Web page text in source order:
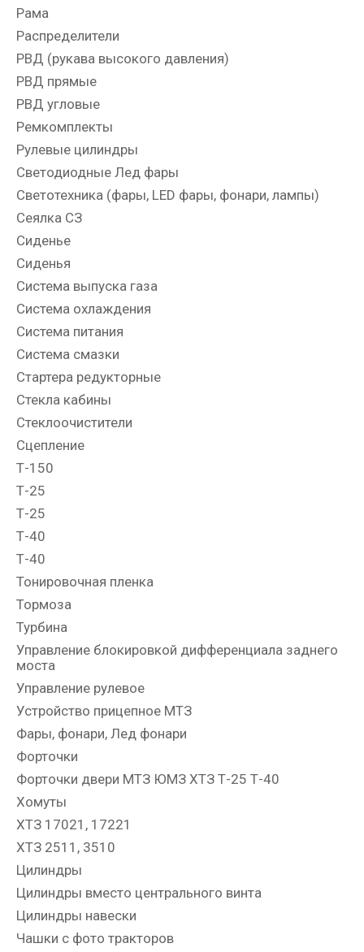
Рама
Распределители
РВД (рукава высокого давления)
РВД прямые
РВД угловые
Ремкомплекты
Рулевые цилиндры
Светодиодные Лед фары
Светотехника (фары, LED фары, фонари, лампы)
Сеялка СЗ
Сиденье
Сиденья
Система выпуска газа
Система охлаждения
Система питания
Система смазки
Стартера редукторные
Стекла кабины
Стеклоочистители
Сцепление
Т-150
Т-25
Т-25
Т-40
Т-40
Тонировочная пленка
Тормоза
Турбина
Управление блокировкой дифференциала заднего
моста
Управление рулевое
Устройство прицепное МТЗ
Фары, фонари, Лед фонари
Форточки
Форточки двери МТЗ ЮМЗ ХТЗ Т-25 Т-40
Хомуты
ХТЗ 17021, 17221
ХТЗ 2511, 3510
Цилиндры
Цилиндры вместо центрального винта
Цилиндры навески
Чашки с фото тракторов